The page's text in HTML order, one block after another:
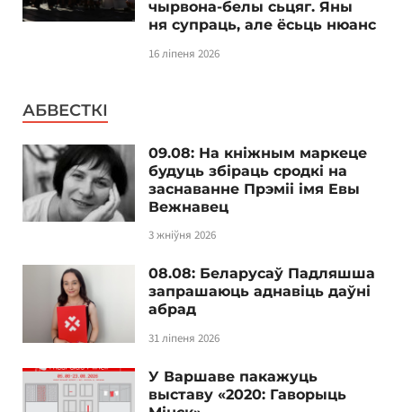
чырвона-белы сьцяг. Яны
ня супраць, але ёсьць нюанс
16 ліпеня 2026
АБВЕСТКІ
09.08: На кніжным маркеце
будуць збіраць сродкі на
заснаванне Прэміі імя Евы
Вежнавец
3 жніўня 2026
08.08: Беларусаў Падляшша
запрашаюць аднавіць даўні
абрад
31 ліпеня 2026
У Варшаве пакажуць
выставу «2020: Гаворыць